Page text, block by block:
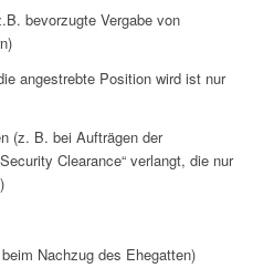
bevorzugte Vergabe von
angestrebte Position wird ist nur
(z. B. bei Aufträgen der
Clearance“ verlangt, die nur
Nachzug des Ehegatten)